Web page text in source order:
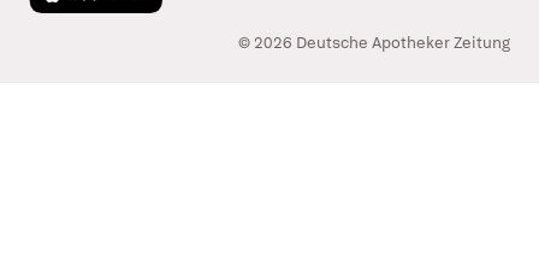
© 2026 Deutsche Apotheker Zeitung